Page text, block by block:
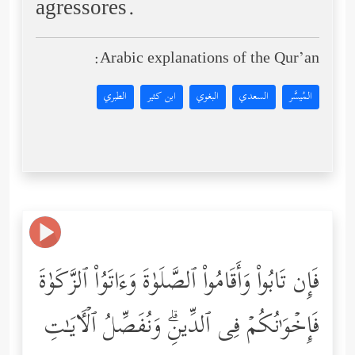
agressores.
Arabic explanations of the Qur’an:
المُيسَّر السعدي البغوي ابن كثير الطبري
فَإِن تَابُواْ وَأَقَامُواْ ٱلصَّلَوٰةَ وَءَاتَوُاْ ٱلزَّكَوٰةَ
فَإِخۡوَ ٰ⁠نُكُمۡ فِی ٱلدِّینِۗ وَنُفَصِّلُ ٱلۡـَٔایَـٰتِ